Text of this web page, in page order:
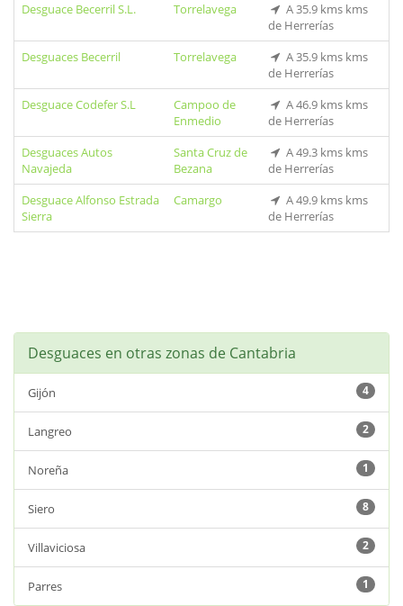
Desguace Becerril S.L.
Torrelavega
A 35.9 kms kms
de Herrerías
Desguaces Becerril
Torrelavega
A 35.9 kms kms
de Herrerías
Desguace Codefer S.L
Campoo de
Enmedio
A 46.9 kms kms
de Herrerías
Desguaces Autos
Navajeda
Santa Cruz de
Bezana
A 49.3 kms kms
de Herrerías
Desguace Alfonso Estrada
Sierra
Camargo
A 49.9 kms kms
de Herrerías
Desguaces en otras zonas de Cantabria
Gijón 4
Langreo 2
Noreña 1
Siero 8
Villaviciosa 2
Parres 1